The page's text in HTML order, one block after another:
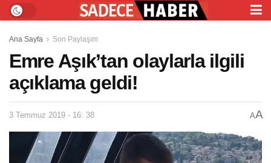
Ana Sayfa Son Paylaşım
Emre Aşık’tan olaylarla ilgili
açıklama geldi!
3 Temmuz 2019 - 16: 38 AA